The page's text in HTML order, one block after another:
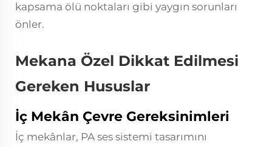
kapsama ölü noktaları gibi yaygın sorunları
önler.
Mekana Özel Dikkat Edilmesi
Gereken Hususlar
İç Mekân Çevre Gereksinimleri
İç mekânlar, PA ses sistemi tasarımını